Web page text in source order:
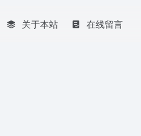
关于本站 在线留言